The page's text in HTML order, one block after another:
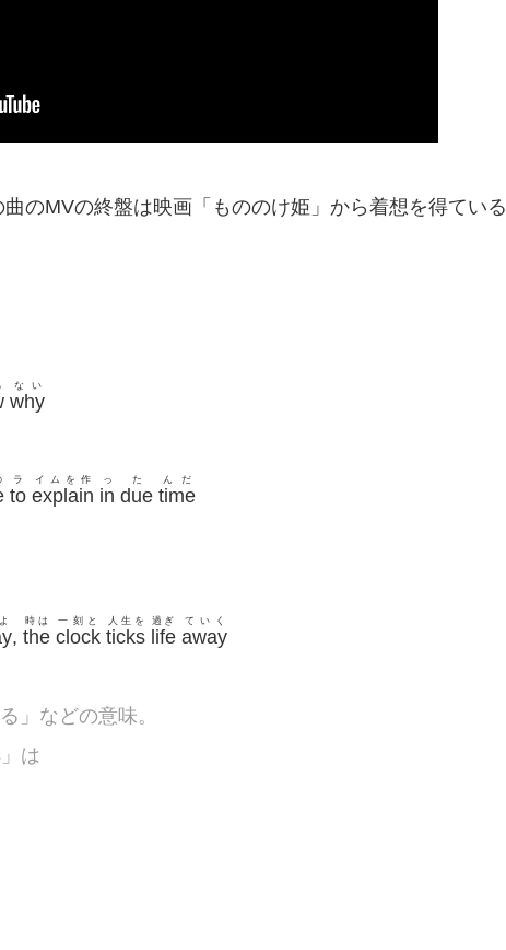
のMVの終盤は映画「もののけ姫」から着想を得ている
why
ない
to
ラ
explain
イムを作
in
っ
due
た
time
んだ
, the
時は
clock
一刻と
ticks
人生を
life
過ぎ
away
ていく
」などの意味。
は